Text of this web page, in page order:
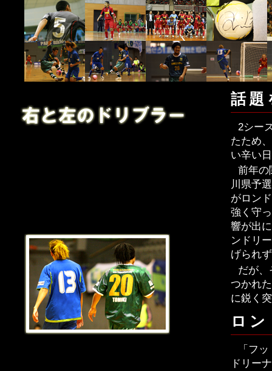
話題
2シー
たため
い辛い
前年の
川県予
がロン
強く守
響が出
ンドリ
げられ
だが、
つかれ
に鋭く
ロ
「フ
ドリー